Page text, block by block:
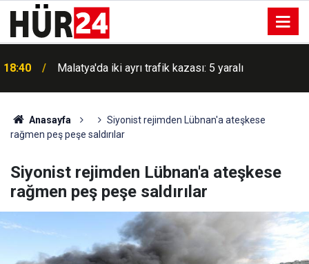
18:40 Malatya'da iki ayrı trafik kazası: 5 yaralı
Anasayfa
Siyonist rejimden Lübnan'a ateşkese
rağmen peş peşe saldırılar
Siyonist rejimden Lübnan'a ateşkese
rağmen peş peşe saldırılar